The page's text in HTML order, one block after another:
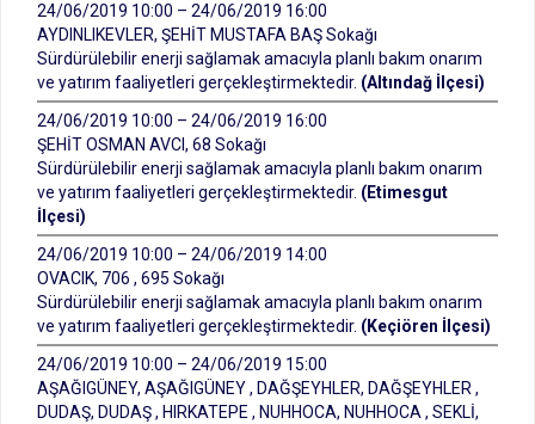
24/06/2019 10:00 – 24/06/2019 16:00
AYDINLIKEVLER, ŞEHİT MUSTAFA BAŞ Sokağı
Sürdürülebilir enerji sağlamak amacıyla planlı bakım onarım
ve yatırım faaliyetleri gerçekleştirmektedir. (Altındağ İlçesi)
24/06/2019 10:00 – 24/06/2019 16:00
ŞEHİT OSMAN AVCI, 68 Sokağı
Sürdürülebilir enerji sağlamak amacıyla planlı bakım onarım
ve yatırım faaliyetleri gerçekleştirmektedir. (Etimesgut
İlçesi)
24/06/2019 10:00 – 24/06/2019 14:00
OVACIK, 706 , 695 Sokağı
Sürdürülebilir enerji sağlamak amacıyla planlı bakım onarım
ve yatırım faaliyetleri gerçekleştirmektedir. (Keçiören İlçesi)
24/06/2019 10:00 – 24/06/2019 15:00
AŞAĞIGÜNEY, AŞAĞIGÜNEY , DAĞŞEYHLER, DAĞŞEYHLER ,
DUDAŞ, DUDAŞ , HIRKATEPE , NUHHOCA, NUHHOCA , SEKLİ,